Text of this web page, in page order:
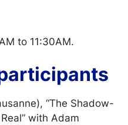
to 11:30AM.
“The Shadow-
with Adam